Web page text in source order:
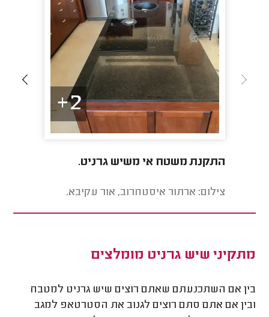
2+
התקנת משטח אי משיש גרניט.
צילום: ארתור איסטחרוב, אור עקיבא.
מתקיני שיש גרניט מומלצים
בין אם השתכנעתם שאתם רוצים שיש גרניט למטבח
ובין אם אתם סתם רוצים לגנוב את הסטרטאפ למגב